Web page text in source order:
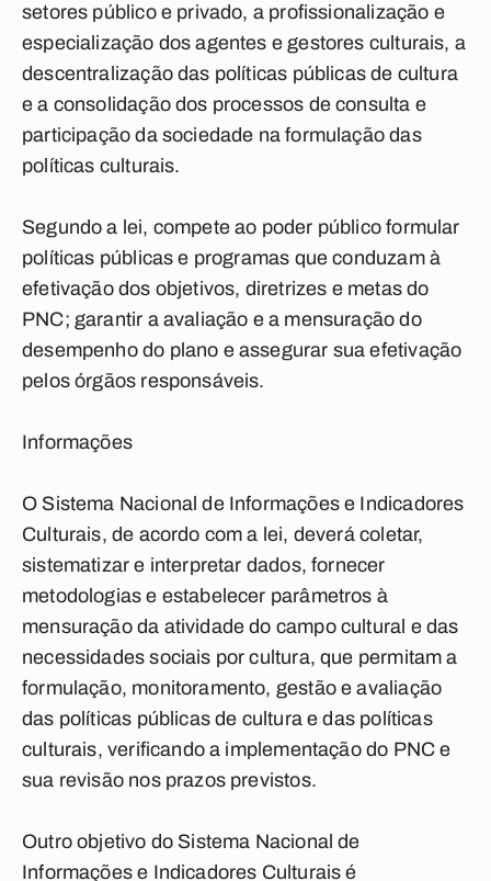
setores público e privado, a profissionalização e
especialização dos agentes e gestores culturais, a
descentralização das políticas públicas de cultura
e a consolidação dos processos de consulta e
participação da sociedade na formulação das
políticas culturais.
Segundo a lei, compete ao poder público formular
políticas públicas e programas que conduzam à
efetivação dos objetivos, diretrizes e metas do
PNC; garantir a avaliação e a mensuração do
desempenho do plano e assegurar sua efetivação
pelos órgãos responsáveis.
Informações
O Sistema Nacional de Informações e Indicadores
Culturais, de acordo com a lei, deverá coletar,
sistematizar e interpretar dados, fornecer
metodologias e estabelecer parâmetros à
mensuração da atividade do campo cultural e das
necessidades sociais por cultura, que permitam a
formulação, monitoramento, gestão e avaliação
das políticas públicas de cultura e das políticas
culturais, verificando a implementação do PNC e
sua revisão nos prazos previstos.
Outro objetivo do Sistema Nacional de
Informações e Indicadores Culturais é